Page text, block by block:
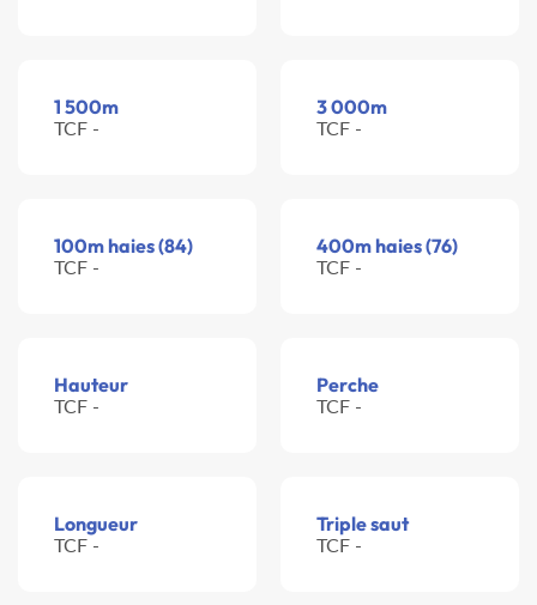
1 500m
TCF -
3 000m
TCF -
100m haies (84)
TCF -
400m haies (76)
TCF -
Hauteur
TCF -
Perche
TCF -
Longueur
TCF -
Triple saut
TCF -